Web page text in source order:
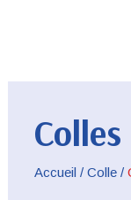
Accueil / Colle /